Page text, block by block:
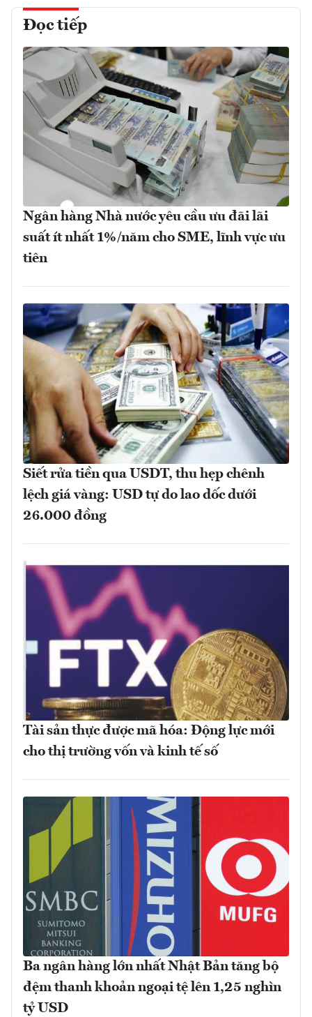
Đọc tiếp
Ngân hàng Nhà nước yêu cầu ưu đãi lãi
suất ít nhất 1%/năm cho SME, lĩnh vực ưu
tiên
Siết rửa tiền qua USDT, thu hẹp chênh
lệch giá vàng: USD tự do lao dốc dưới
26.000 đồng
Tài sản thực được mã hóa: Động lực mới
cho thị trường vốn và kinh tế số
Ba ngân hàng lớn nhất Nhật Bản tăng bộ
đệm thanh khoản ngoại tệ lên 1,25 nghìn
tỷ USD